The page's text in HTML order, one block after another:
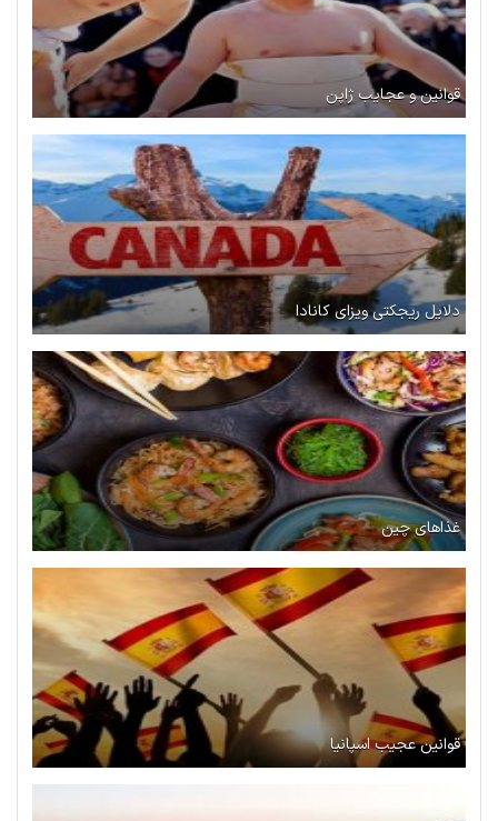
قوانین و عجایب ژاپن
دلایل ریجکتی ویزای کانادا
غذاهای چین
قوانین عجیب اسپانیا